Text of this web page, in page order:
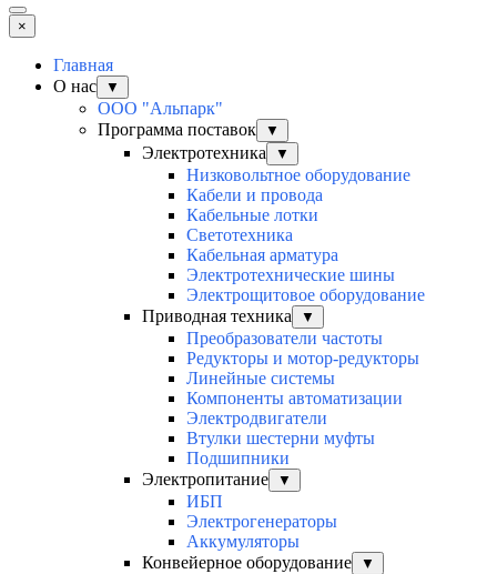
×
Главная
О нас
▼
ООО "Альпарк"
Программа поставок
▼
Электротехника ▼
Низковольтное оборудование
Кабели и провода
Кабельные лотки
Светотехника
Кабельная арматура
Электротехнические шины
Электрощитовое оборудование
Приводная техника
▼
Преобразователи частоты
Редукторы и мотор-редукторы
Линейные системы
Компоненты автоматизации
Электродвигатели
Втулки шестерни муфты
Подшипники
Электропитание
▼
ИБП
Электрогенераторы
Аккумуляторы
Конвейерное оборудование
▼